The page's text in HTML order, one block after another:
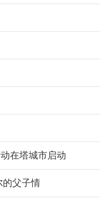
在塔城市启动
的父子情